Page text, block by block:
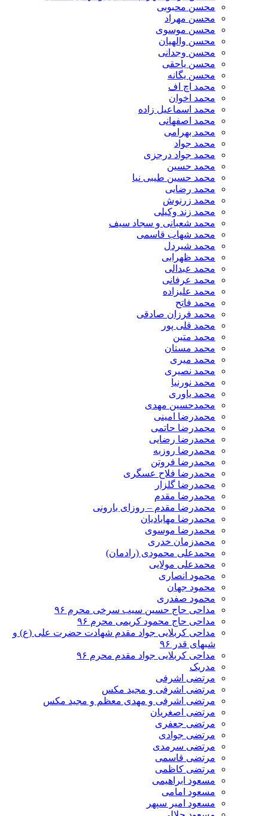
محسن محبوبی
محسن مهراد
محسن موسوی
محسن والهیان
محسن وجدانی
محسن یاحقی
محسن یگانه
محمد اچ اف
محمد اخوان
محمد اسماعیل زاده
محمد اصفهانی
محمد بهرامی
محمد جواد
محمد جواد درجزی
محمد حسین
محمد حسین طیبی نیا
محمد رضایی
محمد زرنوش
محمد زند وکیلی
محمد شعبانی و سجاد سیف
محمد شهاب قاسمی
​محمد شیردل
محمد ظهرابی
محمد عبدالی
محمد عرفانی
محمد علیزاده
محمد فاتح
محمد فرزان صادقی
محمد قلی پور
محمد متین
محمد مستان
محمد میری
محمد نصیری
محمد نورنیا
محمد یاوری
محمدحسین مهدی
محمدرضا امینی
محمدرضا حاتمی
محمدرضا رضایی
محمدرضا روزبه
محمدرضا فروتن
محمدرضا فلاح عسگری
محمدرضا گلزار
محمدرضا مقدم
محمدرضا مقدم – روزای بارونی
محمدرضا مهابادیان
محمدرضا موسوی
محمدزمان خدری
محمدعلی محمودی (رادمان)
محمدعلی مولایی
محمود انصاری
محمود جهان
محمود صفدری
مداحی حاج حسین سیب سرخی محرم ۹۶
مداحی حاج محمود کریمی محرم ۹۶
مداحی کربلایی جواد مقدم شهادت حضرت علی (ع) و
شبهای قدر ۹۶
مداحی کربلایی جواد مقدم محرم ۹۶
مدریک
مرتضی اشرفی
مرتضی اشرفی و مجید مکس
مرتضی اشرفی و مهدی معظم و مجید مکس
مرتضی اصغریان
مرتضی جعفری
مرتضی جوادی
مرتضی سرمدی
مرتضی قاسمی
مرتضی کاظمی
مسعود ابراهیمی
مسعود امامی
مسعود امیر سپهر